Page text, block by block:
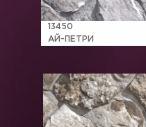
13450
АЙ-ПЕТРИ